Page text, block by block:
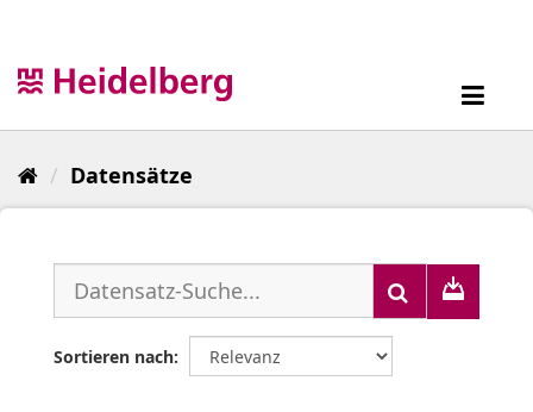
Datensätze
Sortieren nach